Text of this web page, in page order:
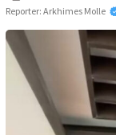
Reporter: Arkhimes Molle